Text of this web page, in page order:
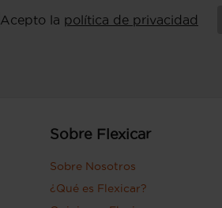
Acepto la política de privacidad
Sobre Flexicar
Sobre Nosotros
¿Qué es Flexicar?